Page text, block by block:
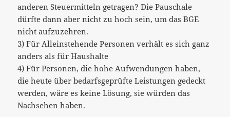
anderen Steuermitteln getragen? Die Pauschale
dürfte dann aber nicht zu hoch sein, um das BGE
nicht aufzuzehren.
3) Für Alleinstehende Personen verhält es sich ganz
anders als für Haushalte
4) Für Personen, die hohe Aufwendungen haben,
die heute über bedarfsgeprüfte Leistungen gedeckt
werden, wäre es keine Lösung, sie würden das
Nachsehen haben.